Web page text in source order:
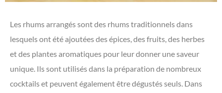
Les rhums arrangés sont des rhums traditionnels dans
lesquels ont été ajoutées des épices, des fruits, des herbes
et des plantes aromatiques pour leur donner une saveur
unique. Ils sont utilisés dans la préparation de nombreux
cocktails et peuvent également être dégustés seuls. Dans